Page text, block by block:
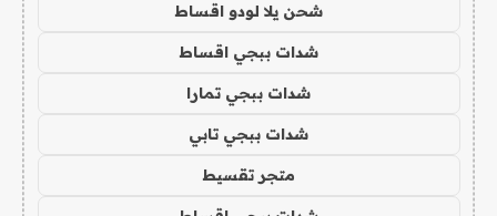
شحن يلا لودو اقساط
شدات ببجي اقساط
شدات ببجي تمارا
شدات ببجي تابي
متجر تقسيط